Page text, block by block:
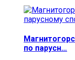
по парусн…